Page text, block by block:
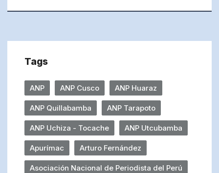
Tags
ANP ANP Cusco ANP Huaraz
ANP Quillabamba ANP Tarapoto
ANP Uchiza - Tocache ANP Utcubamba
Apurímac Arturo Fernández
Asociación Nacional de Periodista del Perú